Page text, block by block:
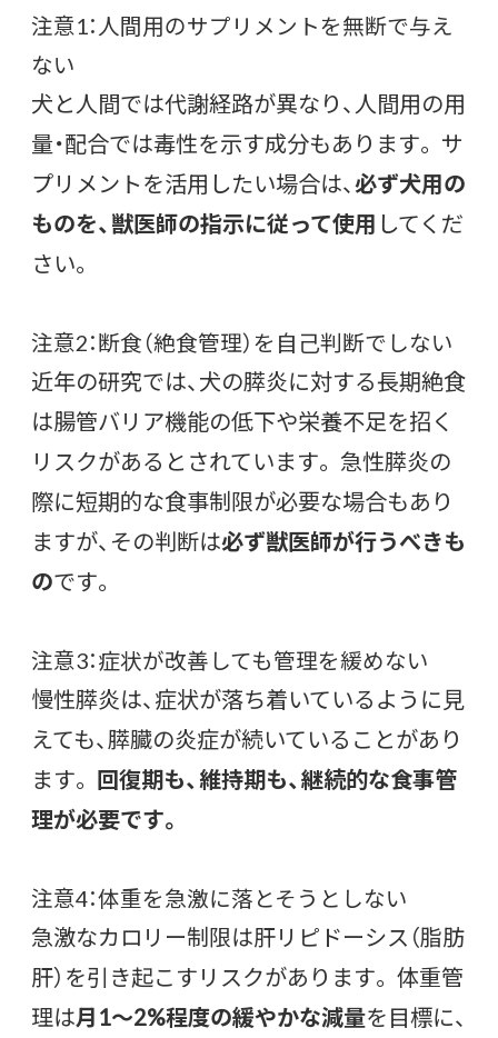
注意1：人間用のサプリメントを無断で与え
ない
犬と人間では代謝経路が異なり、人間用の用
量・配合では毒性を示す成分もあります。 サ
プリメントを活用したい場合は、必ず犬用の
ものを、獣医師の指示に従って使用 してくだ
さい。
注意2：断食（絶食管理）を自己判断でしない
近年の研究では、犬の膵炎に対する長期絶食
は腸管バリア機能の低下や栄養不足を招く
リスクがあるとされています。 急性膵炎の
際に短期的な食事制限が必要な場合もあり
ますが、その判断は必ず獣医師が行うべきも
のです。
注意3：症状が改善しても管理を緩めない
慢性膵炎は、症状が落ち着いているように見
えても、膵臓の炎症が続いていることがあり
ます。 回復期も、維持期も、継続的な食事管
理が必要です。
注意4：体重を急激に落とそうとしない
急激なカロリー制限は肝リピドーシス（脂肪
肝）を引き起こすリスクがあります。 体重管
理は月1〜2%程度の緩やかな減量を目標に、